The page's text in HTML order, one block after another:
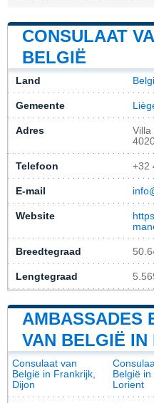
CONSULAAT
BELGIË
Land
Gemeente
Adres
Villa
Telefoon +32
E-mail
Website
Breedtegraad
Lengtegraad
AMBASSADES
VAN BELGIË
Consulaat van
België in Frankrijk,
Dijon
België in
Lorient